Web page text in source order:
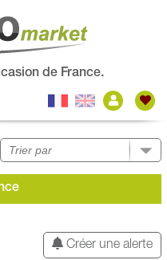
de France.
Créer une alerte